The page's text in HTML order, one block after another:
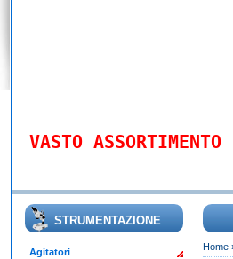
VASTO
STRUMENTAZIONE
Agitatori Home